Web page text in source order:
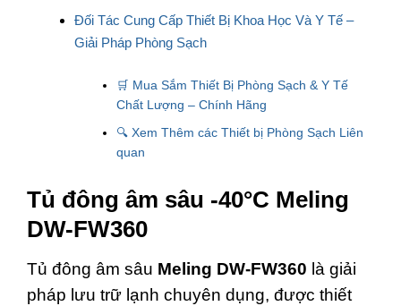
Đối Tác Cung Cấp Thiết Bị Khoa Học Và Y Tế –
Giải Pháp Phòng Sạch
🛒 Mua Sắm Thiết Bị Phòng Sạch & Y Tế
Chất Lượng – Chính Hãng
🔍 Xem Thêm các Thiết bị Phòng Sạch Liên
quan
Tủ đông âm sâu -40°C Meling
DW-FW360
Tủ đông âm sâu Meling DW-FW360 là giải
pháp lưu trữ lạnh chuyên dụng, được thiết